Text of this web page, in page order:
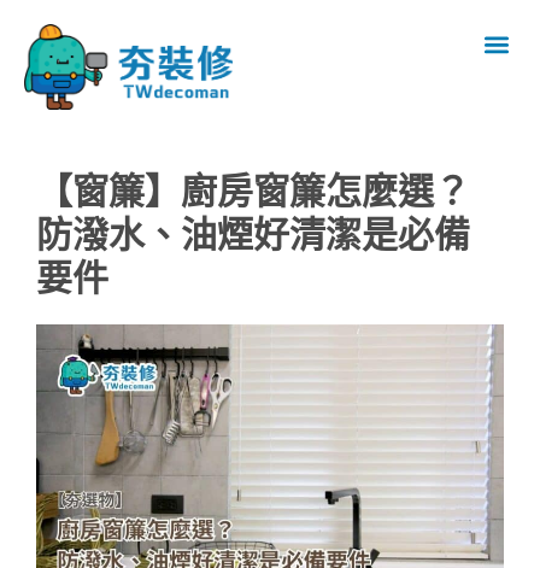
【窗簾】廚房窗簾怎麼選？
防潑水、油煙好清潔是必備
要件